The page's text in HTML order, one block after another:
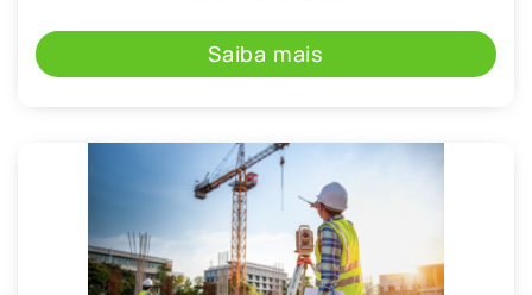
Saiba mais